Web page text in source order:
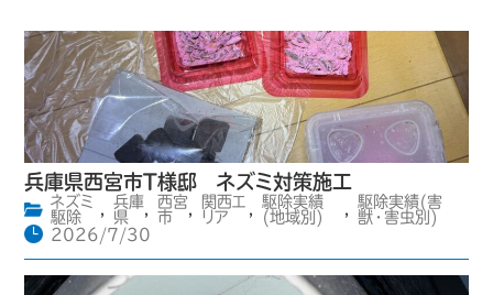
兵庫県西宮市T様邸 ネズミ対策施工
ネズミ
駆除
,
兵庫
県
,
西宮
市
,
関西エ
リア
,
駆除実績
(地域別)
,
駆除実績(害
獣・害虫別)
2026/7/30